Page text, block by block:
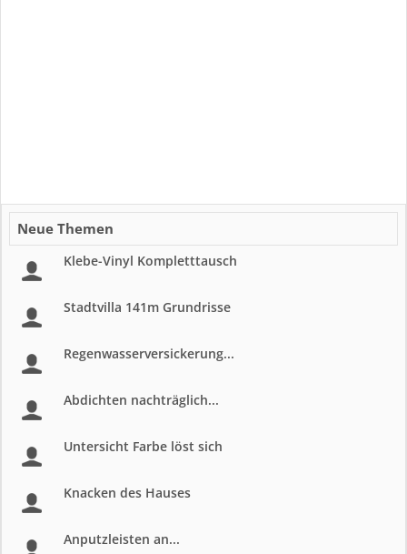
Neue Themen
Klebe-Vinyl Kompletttausch
Stadtvilla 141m Grundrisse
Regenwasserversickerung...
Abdichten nachträglich...
Untersicht Farbe löst sich
Knacken des Hauses
Anputzleisten an...